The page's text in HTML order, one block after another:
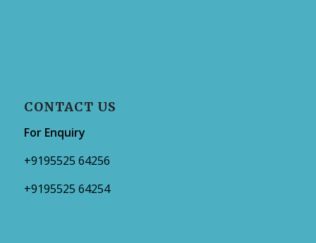
CONTACT US
For Enquiry
+9195525 64256
+9195525 64254